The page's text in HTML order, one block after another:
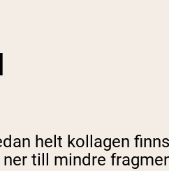
helt kollagen
till mindre